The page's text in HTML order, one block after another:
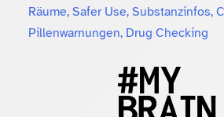
Räume, Safer Use, Substanzinfos,
Pillenwarnungen, Drug Checking